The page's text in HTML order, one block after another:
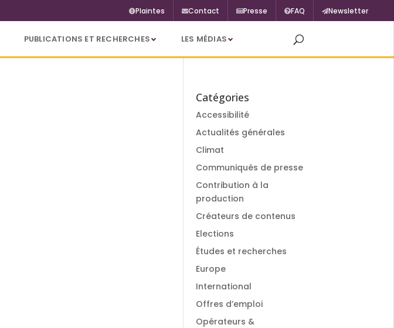
Plaintes Contact Presse FAQ Newsletter
PUBLICATIONS ET RECHERCHES LES MÉDIAS
Catégories
Accessibilité
Actualités générales
Climat
Communiqués de presse
Contribution à la
production
Créateurs de contenus
Elections
Études et recherches
Europe
International
Offres d’emploi
Opérateurs &